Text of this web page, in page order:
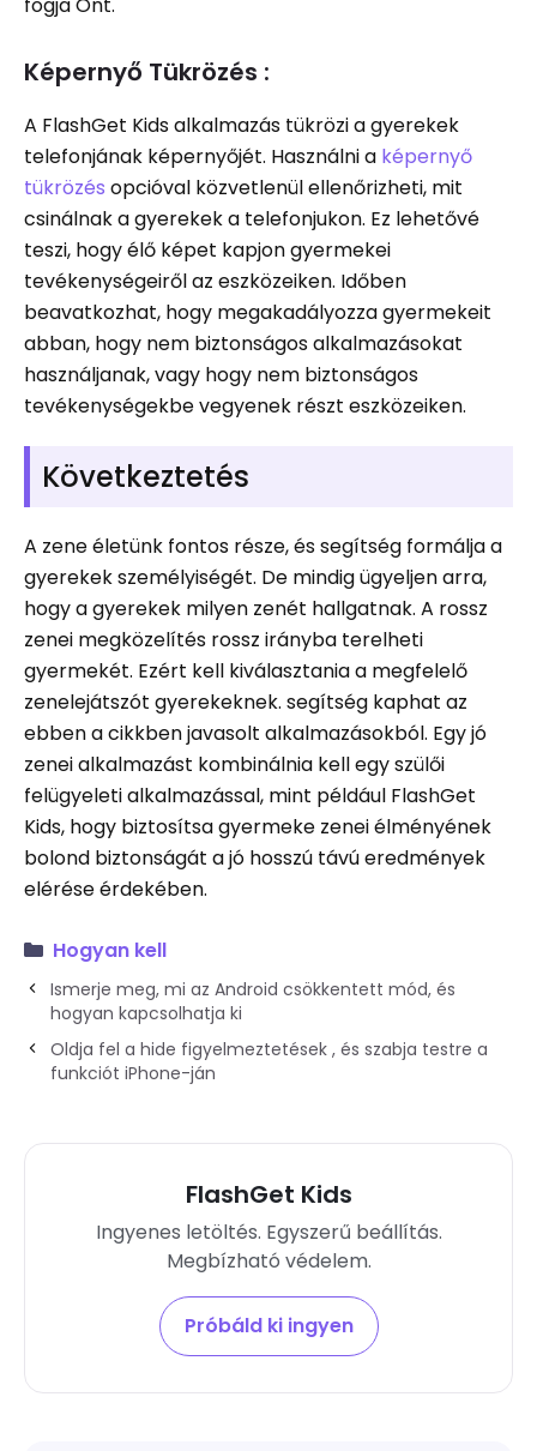
Képernyő Tükrözés :
A FlashGet Kids alkalmazás tükrözi a gyerekek
telefonjának képernyőjét. Használni a képernyő
tükrözés opcióval közvetlenül ellenőrizheti, mit
csinálnak a gyerekek a telefonjukon. Ez lehetővé
teszi, hogy élő képet kapjon gyermekei
tevékenységeiről az eszközeiken. Időben
beavatkozhat, hogy megakadályozza gyermekeit
abban, hogy nem biztonságos alkalmazásokat
használjanak, vagy hogy nem biztonságos
tevékenységekbe vegyenek részt eszközeiken.
Következtetés
A zene életünk fontos része, és segítség formálja a
gyerekek személyiségét. De mindig ügyeljen arra,
hogy a gyerekek milyen zenét hallgatnak. A rossz
zenei megközelítés rossz irányba terelheti
gyermekét. Ezért kell kiválasztania a megfelelő
zenelejátszót gyerekeknek. segítség kaphat az
ebben a cikkben javasolt alkalmazásokból. Egy jó
zenei alkalmazást kombinálnia kell egy szülői
felügyeleti alkalmazással, mint például FlashGet
Kids, hogy biztosítsa gyermeke zenei élményének
bolond biztonságát a jó hosszú távú eredmények
elérése érdekében.
Hogyan kell
Ismerje meg, mi az Android csökkentett mód, és
hogyan kapcsolhatja ki
Oldja fel a hide figyelmeztetések , és szabja testre a
funkciót iPhone-ján
FlashGet Kids
Ingyenes letöltés. Egyszerű beállítás.
Megbízható védelem.
Próbáld ki ingyen